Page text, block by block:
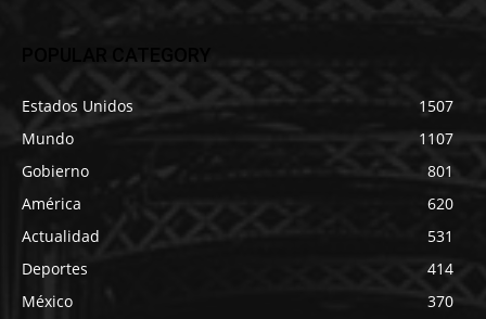
POPULAR CATEGORY
Estados Unidos
1507
Mundo
1107
Gobierno
801
América
620
Actualidad
531
Deportes
414
México
370